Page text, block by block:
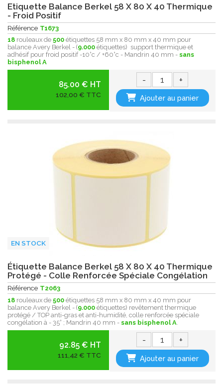
Etiquette Balance Berkel 58 X 80 X 40 Thermique
- Froid Positif
Référence T1673
18 rouleaux de 500 étiquettes 58 mm x 80 mm x 40 mm pour
balance Avery Berkel - (9.000 étiquettes) support thermique et
adhésif pour froid positif -10°c / +60°c - Mandrin 40 mm - sans
bisphenol A
85.00 € HT
102,00 € TTC
- +
Ajouter au panier
EN STOCK
Étiquette Balance Berkel 58 X 80 X 40 Thermique
Protégé - Colle Renforcée Spéciale Congélation
Référence T2063
18 rouleaux de 500 étiquettes 58 mm x 80 mm x 40 mm pour
balance Avery Berkel - (9.000 étiquettes) revêtement thermique
protégé / TOP anti-gras et anti-humidité, colle renforcée spéciale
congélation à - 35° ; Mandrin 40 mm - sans bisphenol A
92.85 € HT
111,42 € TTC
- +
Ajouter au panier